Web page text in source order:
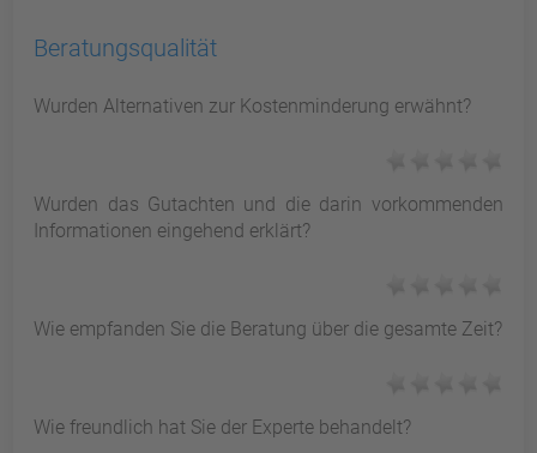
Beratungsqualität
Wurden Alternativen zur Kostenminderung erwähnt?
Wurden das Gutachten und die darin vorkommenden
Informationen eingehend erklärt?
Wie empfanden Sie die Beratung über die gesamte Zeit?
Wie freundlich hat Sie der Experte behandelt?